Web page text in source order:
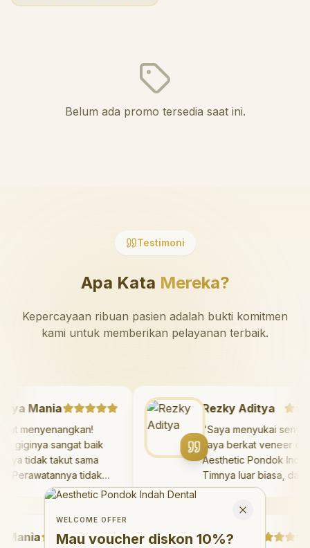
Belum ada promo tersedia saat ini.
Testimoni
Apa Kata Mereka?
Kepercayaan ribuan pasien adalah bukti komitmen
kami untuk memberikan pelayanan terbaik.
Mania
Sangat menyenangkan!
giginya sangat baik
saya tidak takut sama
Perawatannya tidak
dan saya bisa bermain
suka pergi ke dokter
sekarang!"
Rezky Aditya
"Saya menyukai
saya berkat veneer
Aesthetic Pondok
Timnya luar biasa,
hasilnya melebihi
saya. Saya
hari.Debby Sahertian
Welcome Offer
Mau voucher diskon <strong>10%</strong>?
WELCOME OFFER
Mau voucher diskon 10%?
Close